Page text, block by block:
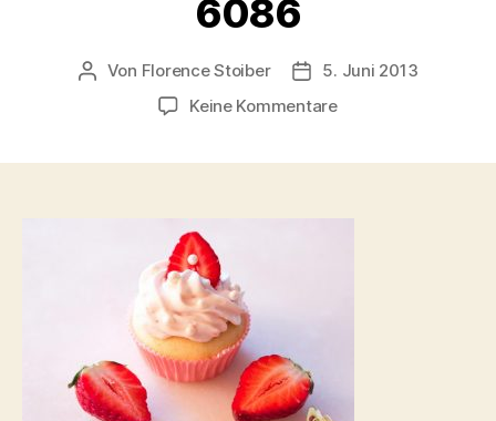
6086
Beitragsautor
Von Florence Stoiber Veröffentlichungsdatum
5. Juni 2013
Keine Kommentarezu